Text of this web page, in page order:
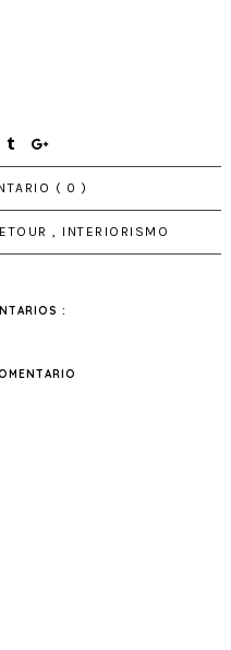
( 0 )
INTERIORISMO
: